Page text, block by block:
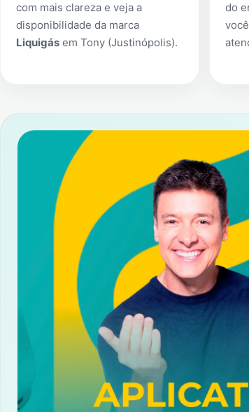
com mais clareza e veja a
disponibilidade da marca
Liquigás em Tony (Justinópolis).
do